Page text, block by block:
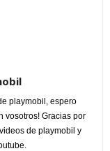
playmobil, espero
vosotros! Gracias por
de playmobil y